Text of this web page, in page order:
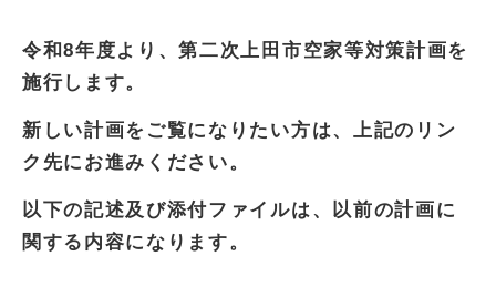
令和8年度より、第二次上田市空家等対策計画を
施行します。
新しい計画をご覧になりたい方は、上記のリン
ク先にお進みください。
以下の記述及び添付ファイルは、以前の計画に
関する内容になります。